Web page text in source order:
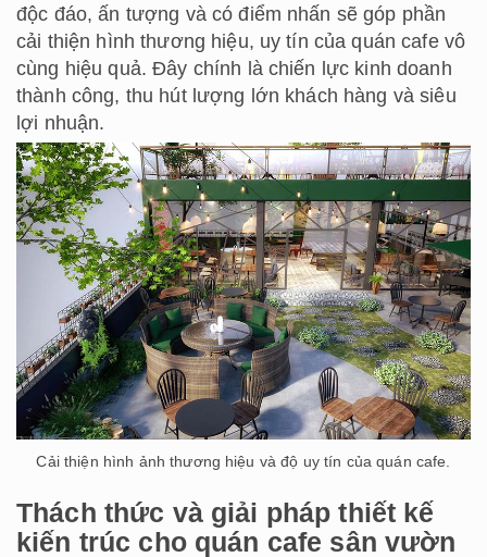
độc đáo, ấn tượng và có điểm nhấn sẽ góp phần
cải thiện hình thương hiệu, uy tín của quán cafe vô
cùng hiệu quả. Đây chính là chiến lực kinh doanh
thành công, thu hút lượng lớn khách hàng và siêu
lợi nhuận.
Cải thiện hình ảnh thương hiệu và độ uy tín của quán cafe.
Thách thức và giải pháp thiết kế
kiến trúc cho quán cafe sân vườn